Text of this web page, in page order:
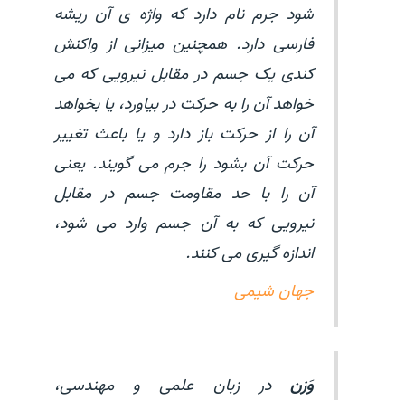
شود جرم نام دارد که واژه ی آن ریشه
فارسی دارد. همچنین میزانی از واکنش
کندی یک جسم در مقابل نیرویی که می
خواهد آن را به حرکت در بیاورد، یا بخواهد
آن را از حرکت باز دارد و یا باعث تغییر
حرکت آن بشود را جرم می گویند. یعنی
آن را با حد مقاومت جسم در مقابل
نیرویی که به آن جسم وارد می شود،
اندازه گیری می کنند.
جهان شیمی
وَزندر زبان علمی و مهندسی،